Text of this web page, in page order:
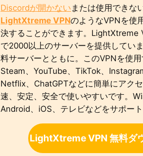
Discordが開かない または使用できな
LightXtreme VPNのようなVPNを使
決することができます。LightXtreme
で2000以上のサーバーを提供してい
料サーバーとともに。このVPNを使用
Steam、YouTube、TikTok、
Netflix、ChatGPTなどに簡単にアク
速、安定、安全で使いやすいです。
Android、iOS、テレビなどをサポート
LightXtreme VPN 無料ダ